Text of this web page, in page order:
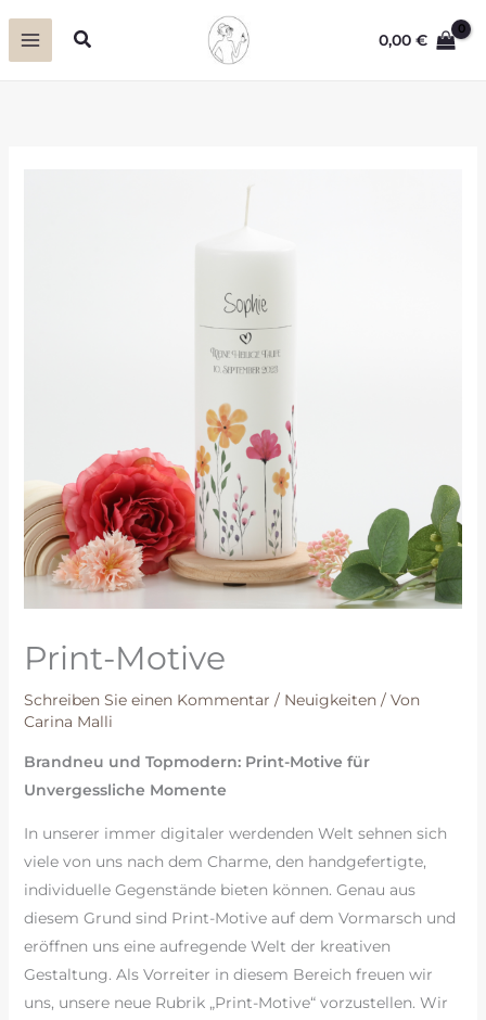
Inhalt
Suchen 0,00€
Print-Motive
Schreiben Sie einen Kommentar / Neuigkeiten/ Von
Carina Malli
Brandneu und Topmodern: Print-Motive für
Unvergessliche Momente
In unserer immer digitaler werdenden Welt sehnen sich
viele von uns nach dem Charme, den handgefertigte,
individuelle Gegenstände bieten können. Genau aus
diesem Grund sind Print-Motive auf dem Vormarsch und
eröffnen uns eine aufregende Welt der kreativen
Gestaltung. Als Vorreiter in diesem Bereich freuen wir
uns, unsere neue Rubrik „Print-Motive“ vorzustellen. Wir